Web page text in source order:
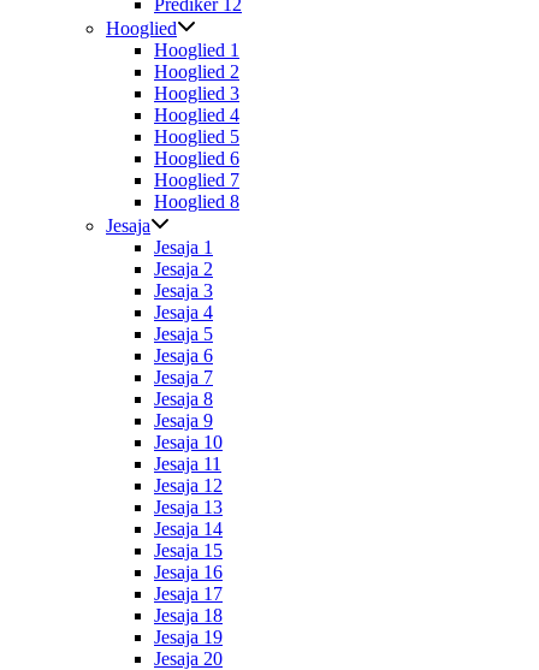
Prediker 12
Hooglied
Hooglied 1
Hooglied 2
Hooglied 3
Hooglied 4
Hooglied 5
Hooglied 6
Hooglied 7
Hooglied 8
Jesaja
Jesaja 1
Jesaja 2
Jesaja 3
Jesaja 4
Jesaja 5
Jesaja 6
Jesaja 7
Jesaja 8
Jesaja 9
Jesaja 10
Jesaja 11
Jesaja 12
Jesaja 13
Jesaja 14
Jesaja 15
Jesaja 16
Jesaja 17
Jesaja 18
Jesaja 19
Jesaja 20